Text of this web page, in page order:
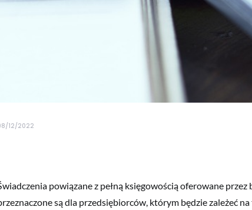
12/2022
powiązane z pełną księgowością oferowane
są dla przedsiębiorców, którym będzie zależeć